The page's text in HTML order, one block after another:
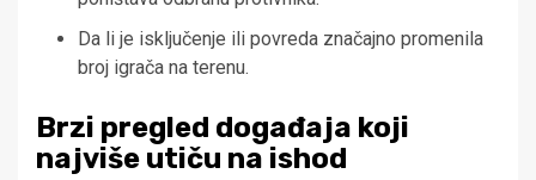
Da li je isključenje ili povreda značajno promenila
broj igrača na terenu.
Brzi pregled događaja koji
najviše utiču na ishod